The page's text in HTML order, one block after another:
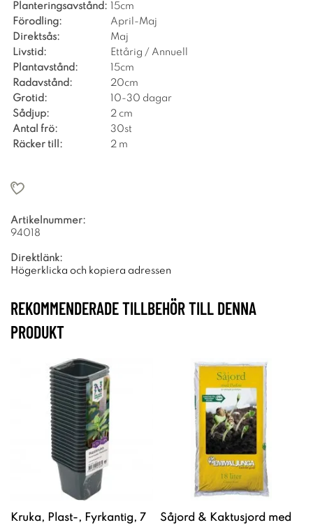
Planteringsavstånd: 15cm
Förodling:
April-Maj
Direktsås:
Maj
Livstid:
Ettårig / Annuell
Plantavstånd:
15cm
Radavstånd:
20cm
Grotid:
10-30 dagar
Sådjup:
2 cm
Antal frö:
30st
Räcker till:
2 m
Artikelnummer:
94018
Direktlänk:
Högerklicka och kopiera adressen
REKOMMENDERADE TILLBEHÖR TILL DENNA
PRODUKT
Kruka, Plast-, Fyrkantig, 7
Såjord & Kaktusjord med